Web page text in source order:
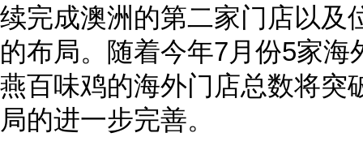
续完成澳洲的第二家门店以及
的布局。随着今年7月份5家
燕百味鸡的海外门店总数将突
局的进一步完善。